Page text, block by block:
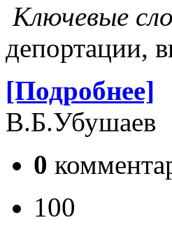
Ключевые
депортации,
[Подробнее]
В.Б.Убушаев
0
100